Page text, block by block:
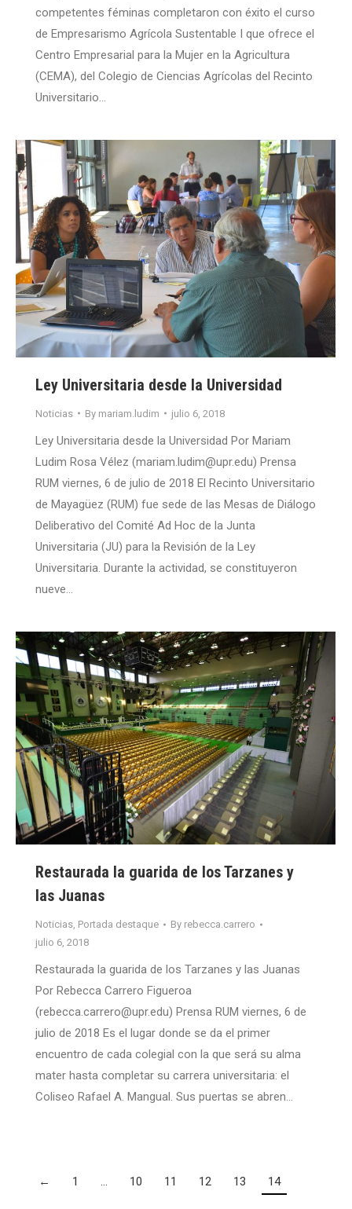
competentes féminas completaron con éxito el curso
de Empresarismo Agrícola Sustentable I que ofrece el
Centro Empresarial para la Mujer en la Agricultura
(CEMA), del Colegio de Ciencias Agrícolas del Recinto
Universitario…
Ley Universitaria desde la Universidad
Noticias By mariam.ludim julio 6, 2018
Ley Universitaria desde la Universidad Por Mariam
Ludim Rosa Vélez (mariam.ludim@upr.edu) Prensa
RUM viernes, 6 de julio de 2018 El Recinto Universitario
de Mayagüez (RUM) fue sede de las Mesas de Diálogo
Deliberativo del Comité Ad Hoc de la Junta
Universitaria (JU) para la Revisión de la Ley
Universitaria. Durante la actividad, se constituyeron
nueve…
Restaurada la guarida de los Tarzanes y
las Juanas
Noticias, Portada destaque By rebecca.carrero
julio 6, 2018
Restaurada la guarida de los Tarzanes y las Juanas
Por Rebecca Carrero Figueroa
(rebecca.carrero@upr.edu) Prensa RUM viernes, 6 de
julio de 2018 Es el lugar donde se da el primer
encuentro de cada colegial con la que será su alma
mater hasta completar su carrera universitaria: el
Coliseo Rafael A. Mangual. Sus puertas se abren…
← 1 … 10 11 12 13 14